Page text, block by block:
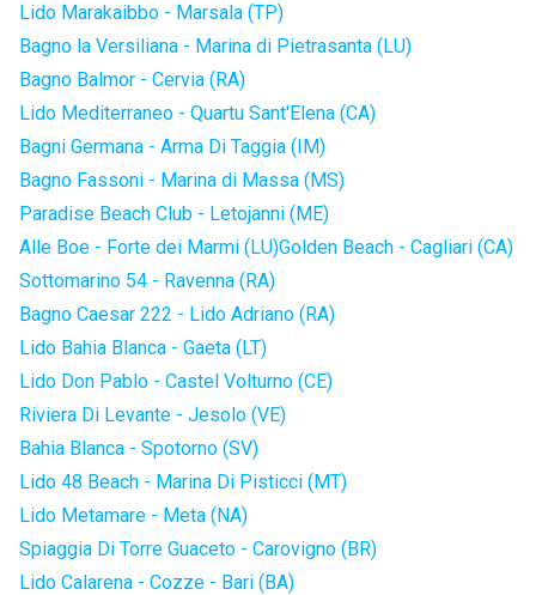
Lido Marakaibbo - Marsala (TP)
Bagno la Versiliana - Marina di Pietrasanta (LU)
Bagno Balmor - Cervia (RA)
Lido Mediterraneo - Quartu Sant'Elena (CA)
Bagni Germana - Arma Di Taggia (IM)
Bagno Fassoni - Marina di Massa (MS)
Paradise Beach Club - Letojanni (ME)
Alle Boe - Forte dei Marmi (LU)Golden Beach - Cagliari (CA)
Sottomarino 54 - Ravenna (RA)
Bagno Caesar 222 - Lido Adriano (RA)
Lido Bahia Blanca - Gaeta (LT)
Lido Don Pablo - Castel Volturno (CE)
Riviera Di Levante - Jesolo (VE)
Bahia Blanca - Spotorno (SV)
Lido 48 Beach - Marina Di Pisticci (MT)
Lido Metamare - Meta (NA)
Spiaggia Di Torre Guaceto - Carovigno (BR)
Lido Calarena - Cozze - Bari (BA)